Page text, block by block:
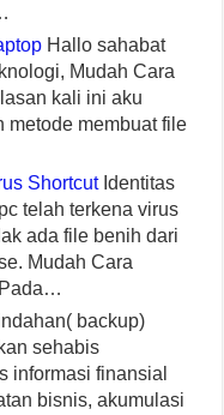
Hallo sahabat
Mudah Cara
kali ini aku
metode membuat file
ShortcutIdentitas
telah terkena virus
ada file benih dari
Mudah Cara
backup)
sehabis
informasi finansial
bisnis, akumulasi